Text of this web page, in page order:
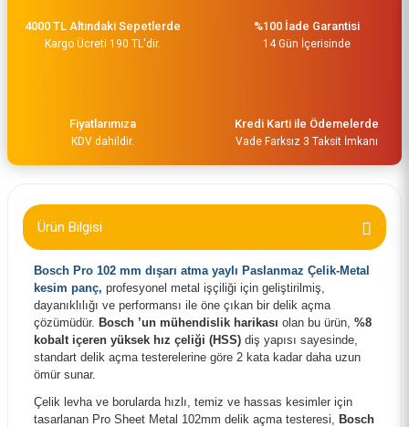
Bosch Power Change Plus Adaptör 70 mm ve Ø 8.7 mm Şaft Girişli
648,00 TL
4000 TL Altındaki Sepetlerde
Kargo Ücreti 190 TL'dir.
%100 İade Garantisi
14 Gün İçerisinde
Fiyatlarımıza
KDV dahildir.
Kredi Karti ile Ödemelerde
Vade Farksız 3 Taksit İmkanı
Ürün Bilgisi
Bosch Pro 102 mm dışarı atma yaylı Paslanmaz Çelik-Metal
kesim panç, profesyonel metal işçiliği için geliştirilmiş,
dayanıklılığı ve performansı ile öne çıkan bir delik açma
çözümüdür. Bosch ’un mühendislik harikası olan bu ürün, %8
kobalt içeren yüksek hız çeliği (HSS) diş yapısı sayesinde,
standart delik açma testerelerine göre 2 kata kadar daha uzun
ömür sunar.
Çelik levha ve borularda hızlı, temiz ve hassas kesimler için
tasarlanan Pro Sheet Metal 102mm delik açma testeresi, Bosch